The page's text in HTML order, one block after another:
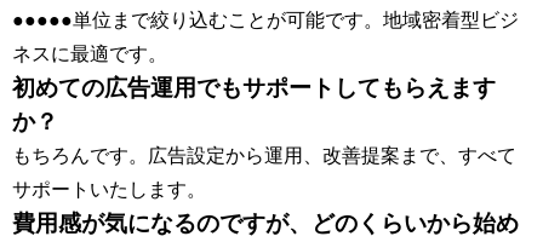
●●●●●単位まで絞り込むことが可能です。地域密着型ビジ
ネスに最適です。
初めての広告運用でもサポートしてもらえます
か？
もちろんです。広告設定から運用、改善提案まで、すべて
サポートいたします。
費用感が気になるのですが、どのくらいから始め